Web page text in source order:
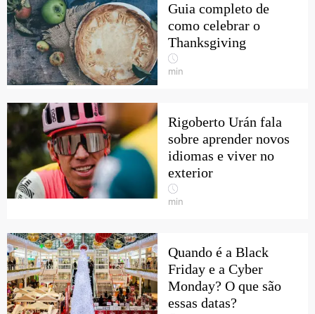
Guia completo de
como celebrar o
Thanksgiving
min
Rigoberto Urán fala
sobre aprender novos
idiomas e viver no
exterior
min
Quando é a Black
Friday e a Cyber
Monday? O que são
essas datas?